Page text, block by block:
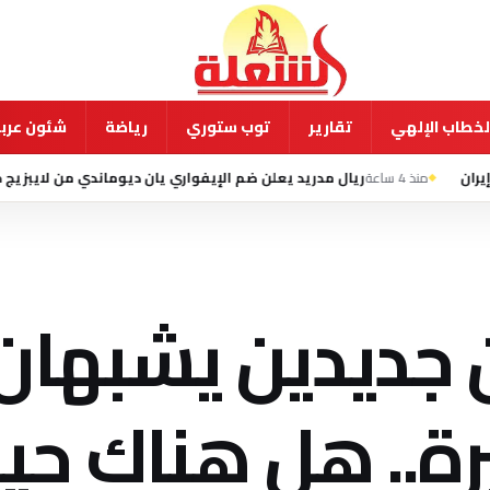
الإلهي تقارير توب ستوري رياضة شئون
ريال مدريد يعلن ضم الإيفواري يان ديوماندي من لايبزيج حتى 2033
هل هناك